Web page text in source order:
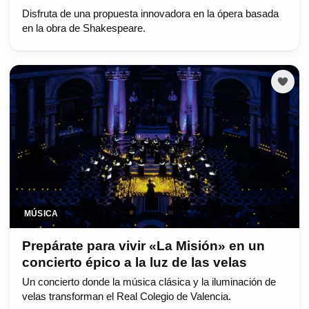
Disfruta de una propuesta innovadora en la ópera basada
en la obra de Shakespeare.
MÚSICA
Prepárate para vivir «La Misión» en un
concierto épico a la luz de las velas
Un concierto donde la música clásica y la iluminación de
velas transforman el Real Colegio de Valencia.